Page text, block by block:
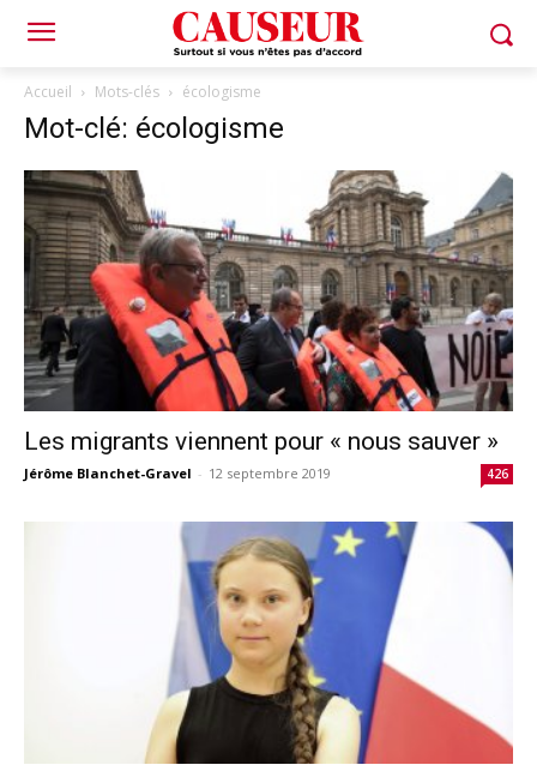
Accueil Mots-clés écologisme
Mot-clé: écologisme
Les migrants viennent pour « nous sauver »
Jérôme Blanchet-Gravel - 12 septembre 2019 426